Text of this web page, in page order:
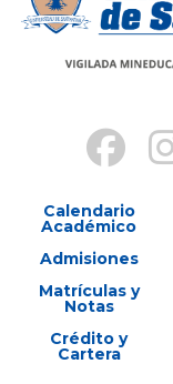
Calendario
Académico
Admisiones
Matrículas y
Notas
Crédito y
Cartera